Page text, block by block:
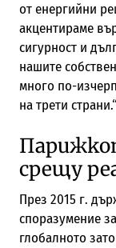
от енергийни
акцентираме
сигурност и
нашите
много по-
на трети страни.“
срещу
През 2015 г.
споразумение
глобалното